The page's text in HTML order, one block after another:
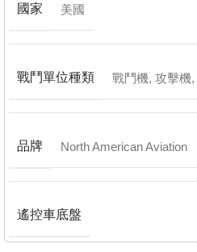
國家 美國
戰鬥單位種類 戰鬥機, 攻擊機,
品牌 North American Aviation
遙控車底盤